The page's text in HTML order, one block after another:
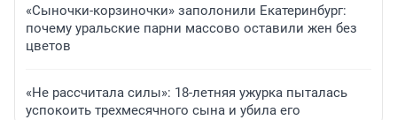
«Сыночки-корзиночки» заполонили Екатеринбург:
почему уральские парни массово оставили жен без
цветов
«Не рассчитала силы»: 18-летняя ужурка пыталась
успокоить трехмесячного сына и убила его